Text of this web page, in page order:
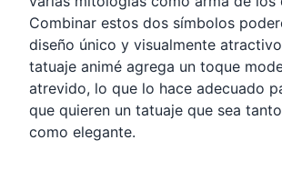
Combinar estos dos símbolos
diseño único y visualmente
tatuaje animé agrega un toque
atrevido, lo que lo hace adecuado
que quieren un tatuaje que sea
como elegante.